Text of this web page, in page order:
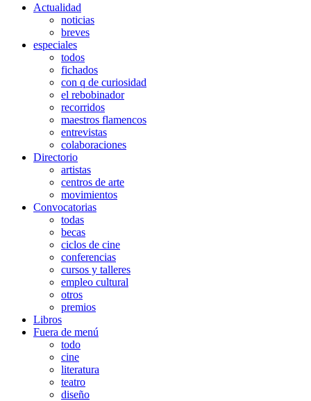
Actualidad
noticias
breves
especiales
todos
fichados
con q de curiosidad
el rebobinador
recorridos
maestros flamencos
entrevistas
colaboraciones
Directorio
artistas
centros de arte
movimientos
Convocatorias
todas
becas
ciclos de cine
conferencias
cursos y talleres
empleo cultural
otros
premios
Libros
Fuera de menú
todo
cine
literatura
teatro
diseño